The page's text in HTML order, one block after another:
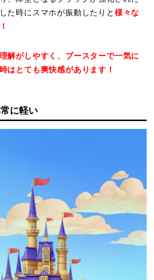
た時にスマホが振動したりと 様々な
解がしやすく、ブースターで一気に
はとても爽快感があります！
に軽い